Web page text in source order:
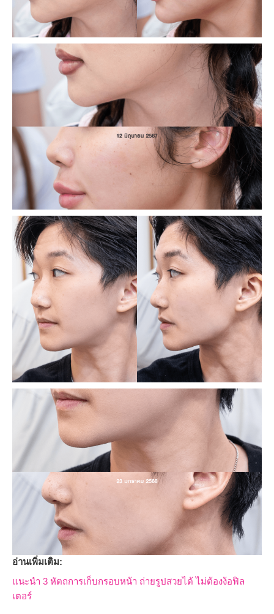
อ่านเพิ่มเติม:
แนะนำ 3 หัตถการเก็บกรอบหน้า ถ่ายรูปสวยได้ ไม่ต้องง้อฟิล
เตอร์